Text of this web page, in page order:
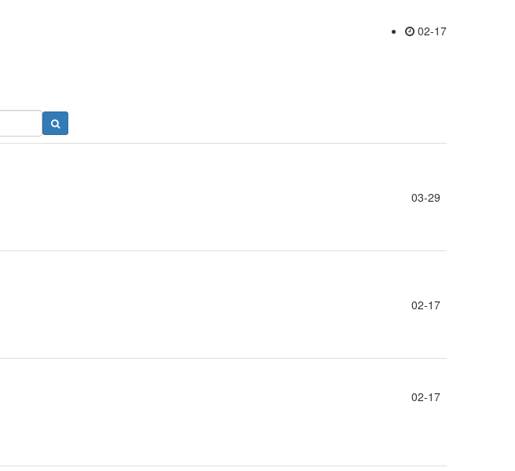
02-17
03-29
02-17
02-17